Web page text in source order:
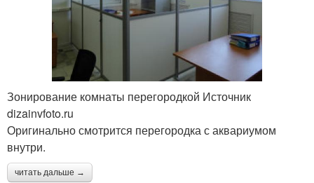
Зонирование комнаты перегородкой Источник
dizainvfoto.ru
Оригинально смотрится перегородка с аквариумом
внутри.
читать дальше →